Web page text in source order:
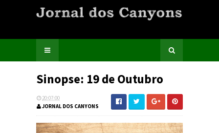
Sinopse: 19 de Outubro
20:07:00
JORNAL DOS CANYONS